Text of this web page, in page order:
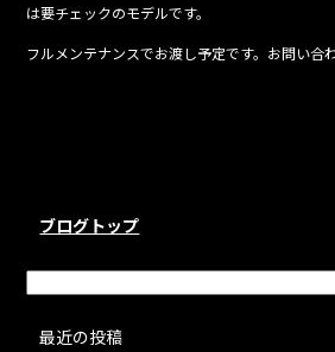
は要チェックのモデルです。
フルメンテナンスでお渡し予定です。お問い合
ブログトップ
最近の投稿